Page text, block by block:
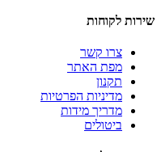
שירות לקוחות
צרו קשר
מפת האתר
תקנון
מדיניות הפרטיות
מדריך מידות
ביטולים